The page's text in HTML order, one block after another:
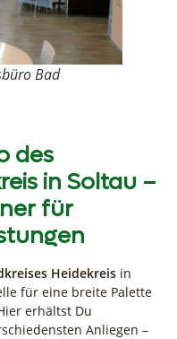
Bad
des
in Soltau –
für
Heidekreis in
für eine breite Palette
erhältst Du
Anliegen –